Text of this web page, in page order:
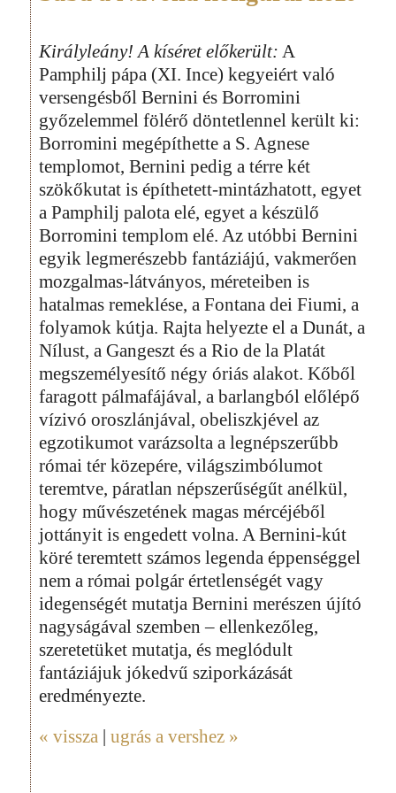
Királyleány! A kíséret előkerült: A
Pamphilj pápa (XI. Ince) kegyeiért való
versengésből Bernini és Borromini
győzelemmel fölérő döntetlennel került ki:
Borromini megépíthette a S. Agnese
templomot, Bernini pedig a térre két
szökőkutat is építhetett-mintázhatott, egyet
a Pamphilj palota elé, egyet a készülő
Borromini templom elé. Az utóbbi Bernini
egyik legmerészebb fantáziájú, vakmerően
mozgalmas-látványos, méreteiben is
hatalmas remeklése, a Fontana dei Fiumi, a
folyamok kútja. Rajta helyezte el a Dunát, a
Nílust, a Gangeszt és a Rio de la Platát
megszemélyesítő négy óriás alakot. Kőből
faragott pálmafájával, a barlangból előlépő
vízivó oroszlánjával, obeliszkjével az
egzotikumot varázsolta a legnépszerűbb
római tér közepére, világszimbólumot
teremtve, páratlan népszerűségűt anélkül,
hogy művészetének magas mércéjéből
jottányit is engedett volna. A Bernini-kút
köré teremtett számos legenda éppenséggel
nem a római polgár értetlenségét vagy
idegenségét mutatja Bernini merészen újító
nagyságával szemben – ellenkezőleg,
szeretetüket mutatja, és meglódult
fantáziájuk jókedvű sziporkázását
eredményezte.
« vissza | ugrás a vershez »